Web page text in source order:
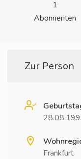
1
Abonnenten
Zur Person
Frankfurt